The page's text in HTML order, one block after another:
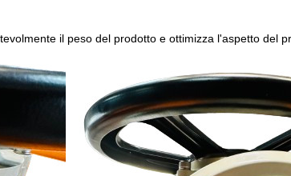
il peso del prodotto e ottimizza l'aspetto del